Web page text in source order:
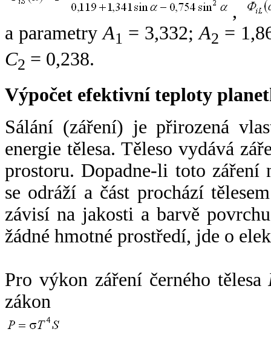
,
a parametryA1 = 3,332;A2 =
C2 = 0,238.
Výpočet efektivní teploty
Sálání (záření) je přirozená
energie tělesa. Těleso vydává
prostoru. Dopadne-li toto záření
se odráží a část prochází
závisí na jakosti a barvě
žádné hmotné prostředí, jde o
Pro výkon záření černého tělesa
zákon